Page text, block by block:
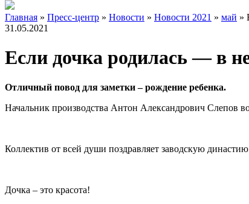
Главная » Пресс-центр » Новости » Новости 2021 » май »
31.05.2021
Если дочка родилась — в
Отличный повод для заметки – рождение ребенка.
Начальник производства Антон Александрович Слепов
Коллектив от всей души поздравляет заводскую
Дочка – это красота!